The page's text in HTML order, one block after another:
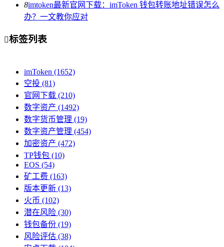
8imtoken最新官网下载：imToken 钱包转账地址错误怎么
办？一文教你应对
标签列表
imToken (1652)
空投 (81)
官网下载 (210)
数字资产 (1492)
数字货币管理 (19)
数字资产管理 (454)
加密资产 (472)
TP钱包 (10)
EOS (54)
矿工费 (163)
版本更新 (13)
火币 (102)
潜在风险 (30)
钱包备份 (19)
风险评估 (38)